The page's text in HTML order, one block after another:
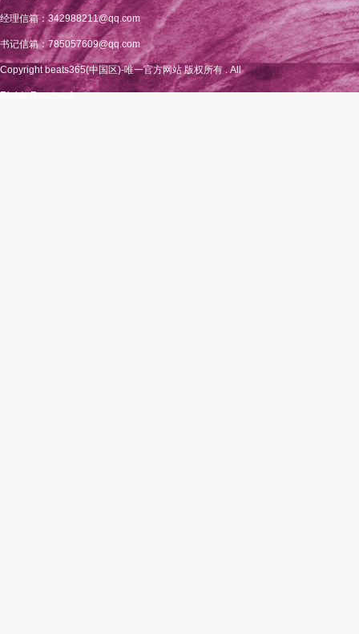
经理信箱：342988211@qq.com
书记信箱：785057609@qq.com
Copyright beats365(中国区)-唯一官方网站 版权所有 . All
Rights Reserved.